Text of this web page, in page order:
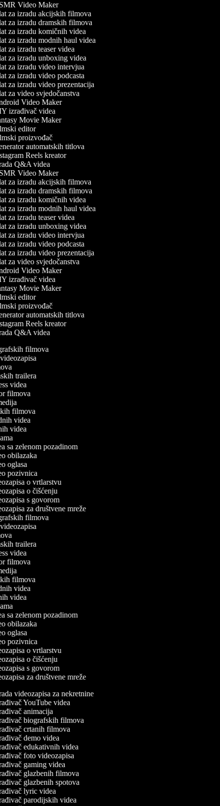
Video Maker
za izradu akcijskih filmova
za izradu dramskih filmova
za izradu komičnih videa
za izradu modnih haul videa
za izradu teaser videa
za izradu unboxing videa
za izradu video intervjua
za izradu video podcasta
za izradu video prezentacija
za video svjedočanstva
Video Maker
izrađivač videa
Movie Maker
editor
proizvođač
automatskih titlova
Reels kreator
Q&A videa
Video Maker
za izradu akcijskih filmova
za izradu dramskih filmova
za izradu komičnih videa
za izradu modnih haul videa
za izradu teaser videa
za izradu unboxing videa
za izradu video intervjua
za izradu video podcasta
za izradu video prezentacija
za video svjedočanstva
Video Maker
izrađivač videa
Movie Maker
editor
proizvođač
automatskih titlova
Reels kreator
Q&A videa
filmova
trailera
videa
filmova
filmova
videa
videa
sa zelenom pozadinom
obilazaka
oglasa
pozivnica
o vrtlarstvu
o čišćenju
s govorom
za društvene mreže
filmova
trailera
videa
filmova
filmova
videa
videa
sa zelenom pozadinom
obilazaka
oglasa
pozivnica
o vrtlarstvu
o čišćenju
s govorom
za društvene mreže
videozapisa za nekretnine
YouTube videa
animacija
biografskih filmova
crtanih filmova
demo videa
edukativnih videa
foto videozapisa
gaming videa
glazbenih filmova
glazbenih spotova
lyric videa
parodijskih videa